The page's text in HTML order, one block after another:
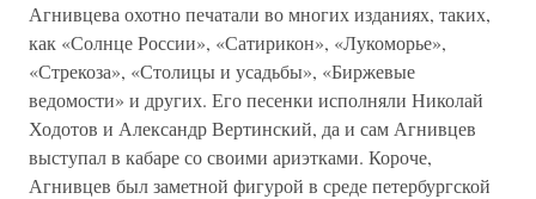
Агнивцева охотно печатали во многих изданиях, таких,
как «Солнце России», «Сатирикон», «Лукоморье»,
«Стрекоза», «Столицы и усадьбы», «Биржевые
ведомости» и других. Его песенки исполняли Николай
Ходотов и Александр Вертинский, да и сам Агнивцев
выступал в кабаре со своими ариэтками. Короче,
Агнивцев был заметной фигурой в среде петербургской